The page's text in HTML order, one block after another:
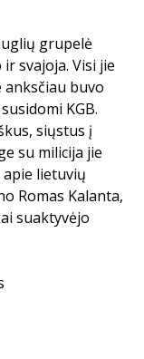
grupelė
svajoja. Visi jie
anksčiau buvo
KGB.
siųstus į
su milicija jie
lietuvių
Romas Kalanta,
suaktyvėjo